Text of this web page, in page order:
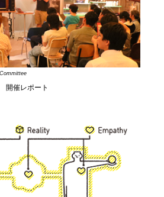
開催レポート